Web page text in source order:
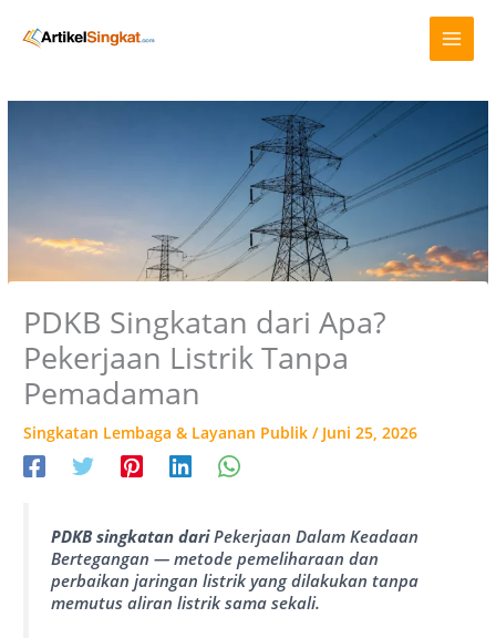
konten
r
i
PDKB Singkatan dari Apa?
Pekerjaan Listrik Tanpa
Pemadaman
Singkatan Lembaga & Layanan Publik / Juni 25, 2026
PDKB singkatan dari Pekerjaan Dalam Keadaan
Bertegangan — metode pemeliharaan dan
perbaikan jaringan listrik yang dilakukan tanpa
memutus aliran listrik sama sekali.